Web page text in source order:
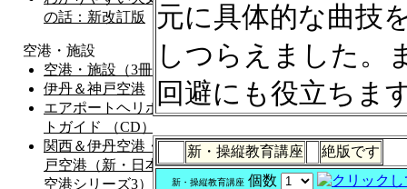
元に具体的な曲技
しつらえました。
回避にも役立ちま
新・操縦教育講座 絶版です
新・操縦教育講座 個数